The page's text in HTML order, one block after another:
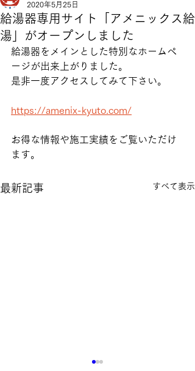
給湯器専用サイト「アメニックス給
湯」がオープンしました
2020年5月25日
給湯器をメインとした特別なホームペ
ージが出来上がりました。
是非一度アクセスしてみて下さい。
https://amenix-kyuto.com/
お得な情報や施工実績をご覧いただけ
ます。
最新記事 すべて表示